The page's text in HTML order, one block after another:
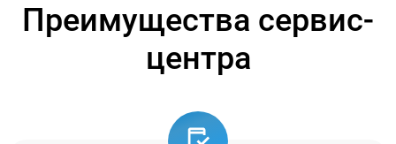
Преимущества сервис-
центра